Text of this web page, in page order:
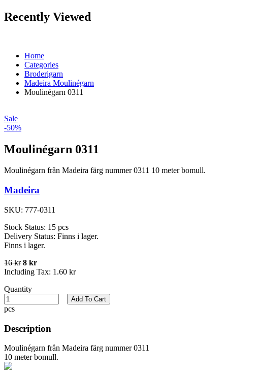
Recently Viewed
Home
Categories
Broderigarn
Madeira Moulinégarn
Moulinégarn 0311
Sale
-50%
Moulinégarn 0311
Moulinégarn från Madeira färg nummer 0311 10 meter bomull.
Madeira
SKU: 777-0311
Stock Status: 15 pcs
Delivery Status: Finns i lager.
Finns i lager.
16 kr 8 kr
Including Tax: 1.60 kr
Quantity
pcs
Add To Cart
Description
Moulinégarn från Madeira färg nummer 0311
10 meter bomull.